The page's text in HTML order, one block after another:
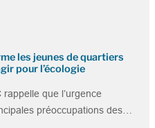
les jeunes de quartiers
pour l’écologie
que l’urgence
préoccupations des…